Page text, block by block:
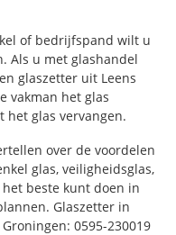
of bedrijfspand wilt u
Als u met glashandel
glaszetter uit Leens
vakman het glas
het glas vervangen.
over de voordelen
glas, veiligheidsglas,
beste kunt doen in
Glaszetter in
0595-230019